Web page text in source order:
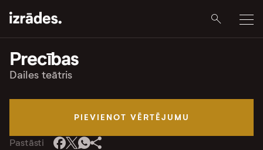
Precības
Dailes teātris
PIEVIENOT VĒRTĒJUMU
Pastāsti